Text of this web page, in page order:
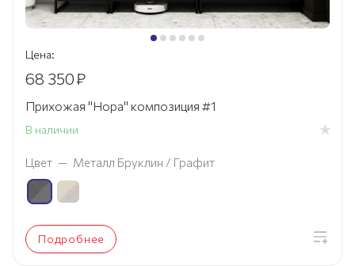
Цена:
68 350₽
Прихожая "Нора" композиция #1
В наличии
Цвет — Металл Бруклин / Графит
Подробнее